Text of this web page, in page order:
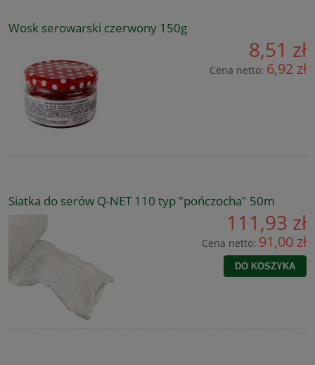
Wosk serowarski czerwony 150g
8,51 zł
Cena netto: 6,92 zł
Siatka do serów Q-NET 110 typ "pończocha" 50m
111,93 zł
Cena netto: 91,00 zł
DO KOSZYKA